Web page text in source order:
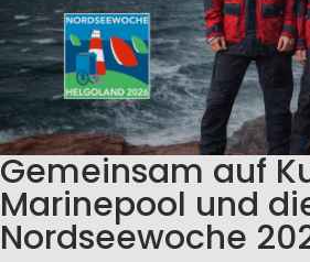
Gemeinsam auf
Marinepool und
Nordseewoche